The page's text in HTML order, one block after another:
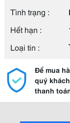
Tình trạng :
Hết hạn :
Loại tin :
Để mua
quý
thanh